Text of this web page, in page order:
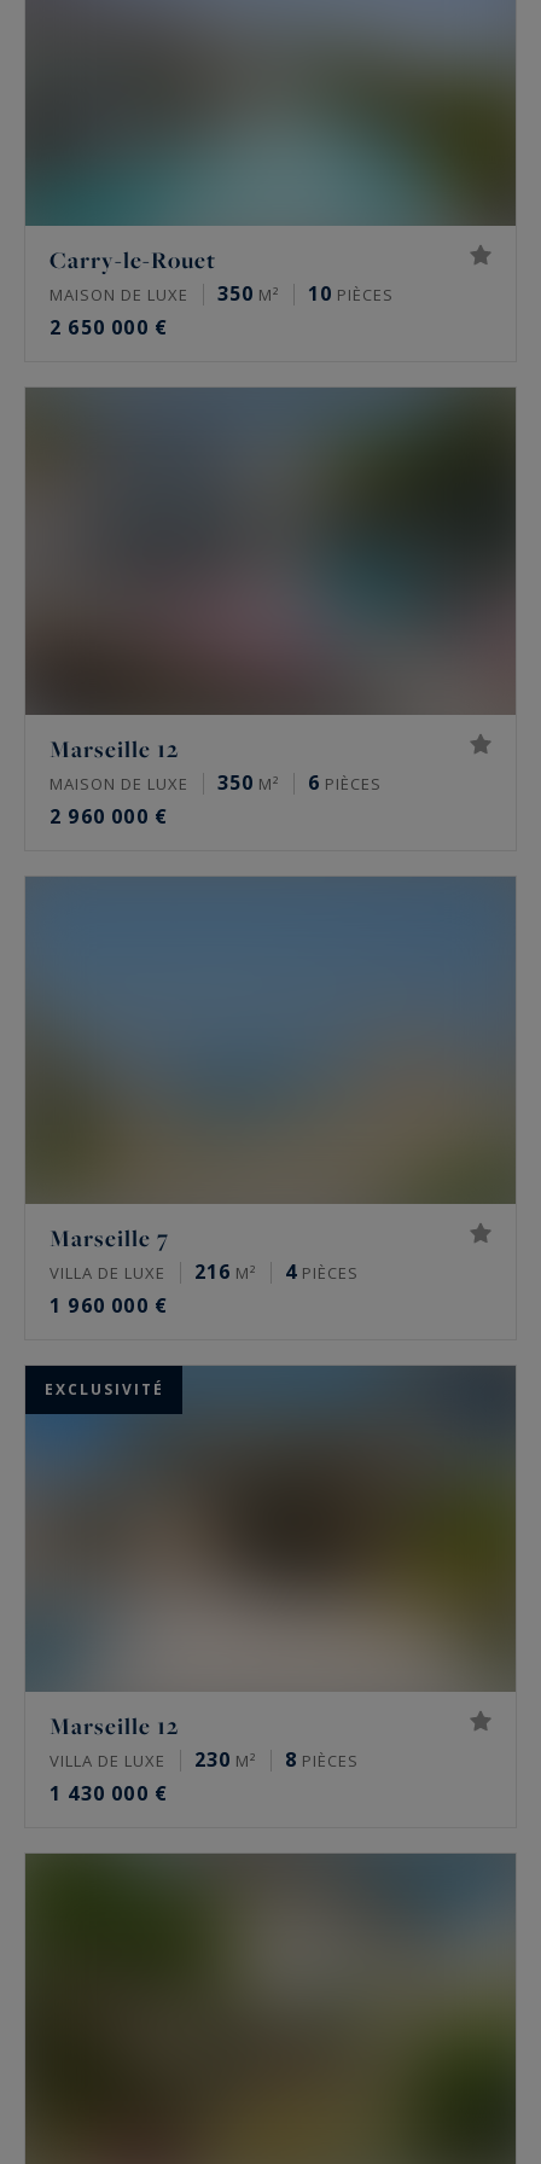
Carry-le-Rouet
MAISON DE LUXE 350 M² 10 PIÈCES
2 650 000 €
Marseille 12
MAISON DE LUXE 350 M² 6 PIÈCES
2 960 000 €
Marseille 7
VILLA DE LUXE 216 M² 4 PIÈCES
1 960 000 €
EXCLUSIVITÉ
Marseille 12
VILLA DE LUXE 230 M² 8 PIÈCES
1 430 000 €